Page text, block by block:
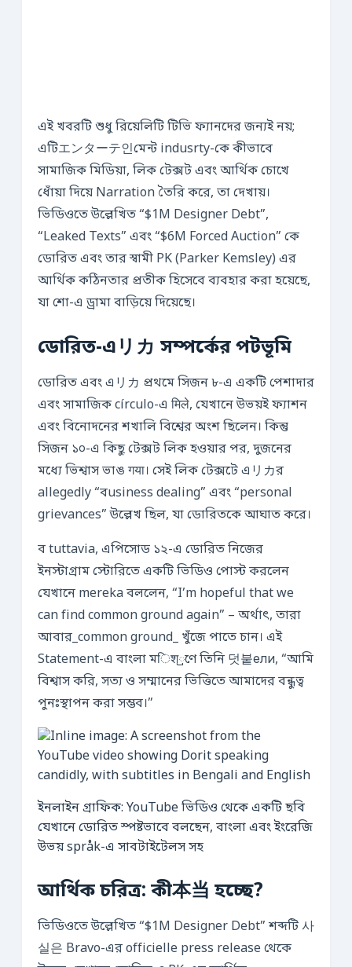
এই খবরটি শুধু রিয়েলিটি টিভি ফ্যানদের জন্যই নয়;
এটিエンターテ인মেন্ট indusrty-কে কীভাবে
সামাজিক মিডিয়া, লিক টেক্সট এবং আর্থিক চোখে
ধোঁয়া দিয়ে Narration তৈরি করে, তা দেখায়।
ভিডিওতে উল্লেখিত “$1M Designer Debt”,
“Leaked Texts” এবং “$6M Forced Auction” কে
ডোরিত এবং তার স্বামী PK (Parker Kemsley) এর
আর্থিক কঠিনতার প্রতীক হিসেবে ব্যবহার করা হয়েছে,
যা শো-এ ড্রামা বাড়িয়ে দিয়েছে।
ডোরিত-এリカ সম্পর্কের পটভূমি
ডোরিত এবং এリカ প্রথমে সিজন ৮-এ একটি পেশাদার
এবং সামাজিক círculo-এ मिले, যেখানে উভয়ই ফ্যাশন
এবং বিনোদনের শখালি বিশ্বের অংশ ছিলেন। কিন্তু
সিজন ১০-এ কিছু টেক্সট লিক হওয়ার পর, দুজনের
মধ্যে ভিশ্বাস ভাঙ गया। সেই লিক টেক্সটে এリカর
allegedly “বusiness dealing” এবং “personal
grievances” উল্লেখ ছিল, যা ডোরিতকে আঘাত করে।
ব tuttavia, এপিসোড ১২-এ ডোরিত নিজের
ইনস্টাগ্রাম স্টোরিতে একটি ভিডিও পোস্ট করলেন
যেখানে mereka বললেন, “I’m hopeful that we
can find common ground again” – অর্থাৎ, তারা
আবার_common ground_ খুঁজে পাতে চান। এই
Statement-এ বাংলা মिश্রণে তিনি 덧붙ели, “আমি
বিশ্বাস করি, সত্য ও সম্মানের ভিত্তিতে আমাদের বন্ধুত্ব
পুনঃস্থাপন করা সম্ভব।”
ইনলাইন গ্রাফিক: YouTube ভিডিও থেকে একটি ছবি
যেখানে ডোরিত স্পষ্টভাবে বলছেন, বাংলা এবং ইংরেজি
উভয় språk-এ সাবটাইটেলস সহ
আর্থিক চরিত্র: কী本当 হচ্ছে?
ভিডিওতে উল্লেখিত “$1M Designer Debt” শব্দটি 사
실은 Bravo-এর officielle press release থেকে